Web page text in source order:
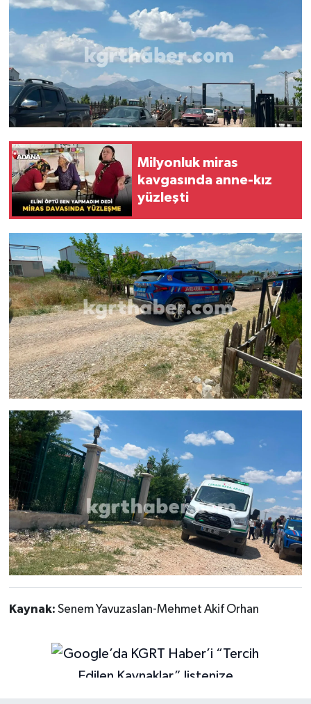
Milyonluk miras
kavgasında anne-kız
yüzleşti
Kaynak: Senem Yavuzaslan-Mehmet Akif Orhan